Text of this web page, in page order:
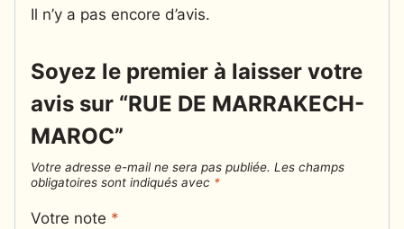
Il n’y a pas encore d’avis.
Soyez le premier à laisser votre
avis sur “RUE DE MARRAKECH-
MAROC”
Votre adresse e-mail ne sera pas publiée. Les champs
obligatoires sont indiqués avec *
Votre note *